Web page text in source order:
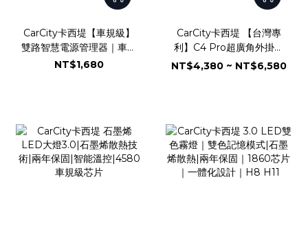
CarCity卡西堤【車規級】
雙路智慧電源管理器｜車用
電源管理模組｜雙路輸出
NT$1,680
CarCity卡西堤 【台灣專
利】C4 Pro超廣角外掛式
魚眼霧燈｜兩年保固｜
NT$4,380 ~ NT$6,580